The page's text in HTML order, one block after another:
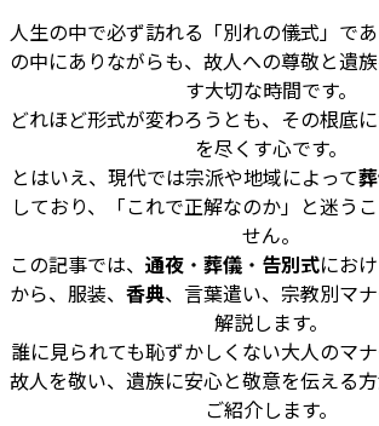
人生の中で必ず訪れる「別れの儀式」で
の中にありながらも、故人への尊敬と遺
す大切な時間です。
どれほど形式が変わろうとも、その根底に
を尽くす心です。
とはいえ、現代では宗派や地域によって
しており、「これで正解なのか」と迷う
せん。
この記事では、 通夜 ・ 葬儀 ・ 告別式にお
から、服装、 香典、言葉遣い、宗教別マ
解説します。
誰に見られても恥ずかしくない大人のマナ
故人を敬い、遺族に安心と敬意を伝える
ご紹介します。